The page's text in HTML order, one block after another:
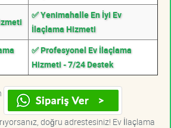
✅ Yenimahalle En İyi Ev
İlaçlama Hizmeti
✅ Profesyonel Ev İlaçlama
Hizmeti - 7/24 Destek
doğru adrestesiniz! Ev İlaçlama